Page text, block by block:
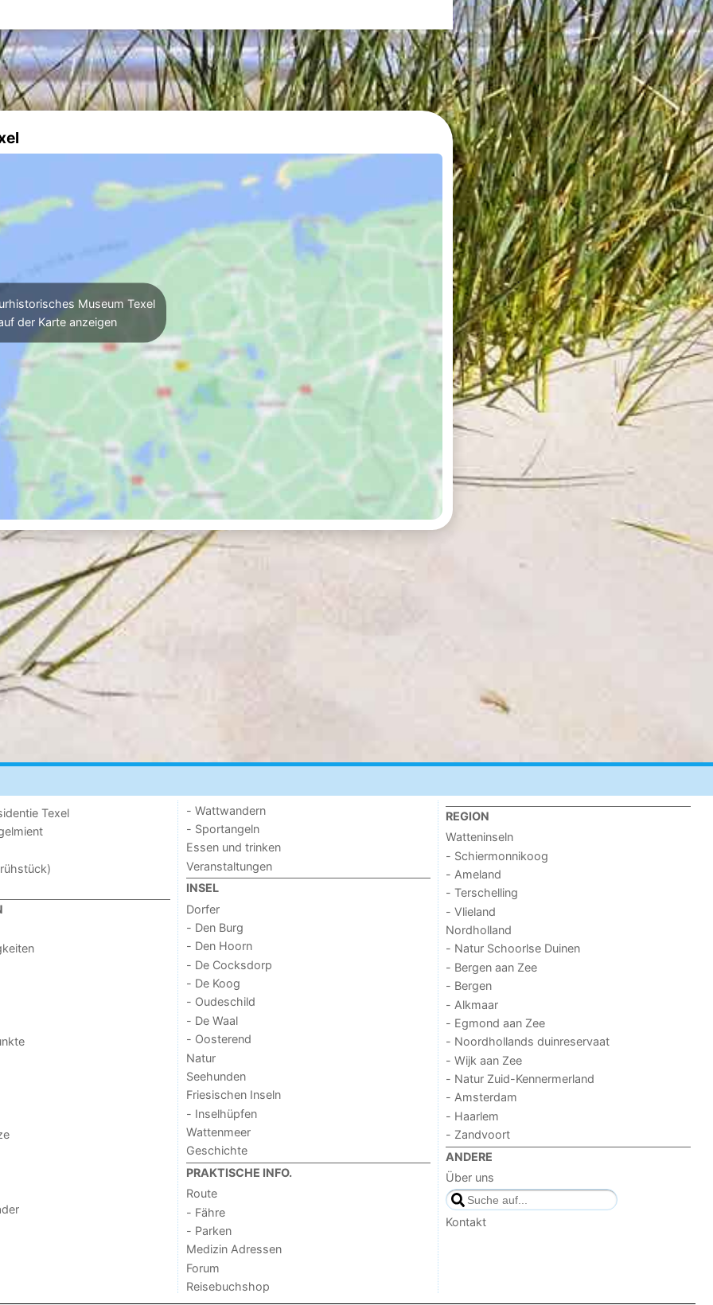
Museum Texel
der Karte anzeigen
Texel
- Wattwandern
- Sportangeln
Essen und trinken
Veranstaltungen
INSEL
Dorfer
- Den Burg
- Den Hoorn
- De Cocksdorp
- De Koog
- Oudeschild
- De Waal
- Oosterend
Natur
Seehunden
Friesischen Inseln
- Inselhüpfen
Wattenmeer
Geschichte
PRAKTISCHE INFO.
Route
- Fähre
- Parken
Medizin Adressen
Forum
Reisebuchshop
REGION
Watteninseln
- Schiermonnikoog
- Ameland
- Terschelling
- Vlieland
Nordholland
- Natur Schoorlse Duinen
- Bergen aan Zee
- Bergen
- Alkmaar
- Egmond aan Zee
- Noordhollands duinreservaat
- Wijk aan Zee
- Natur Zuid-Kennermerland
- Amsterdam
- Haarlem
- Zandvoort
ANDERE
Über uns
Kontakt